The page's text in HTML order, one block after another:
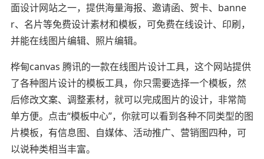
面设计网站之一，提供海量海报、邀请函、贺卡、banne
r、名片等免费设计素材和模板，可免费在线设计、印刷，
并能在线图片编辑、照片编辑。
桦甸canvas 腾讯的一款在线图片设计工具，这个网站提供
了各种图片设计的模板工具，你只需要选择一个模板，然
后修改文案、调整素材，就可以完成图片的设计，非常简
单方便。点击“模板中心”，你就可以看到各种不同类型的图
片模板，有信息图、自媒体、活动推广、营销图四种，可
以说种类相当丰富。